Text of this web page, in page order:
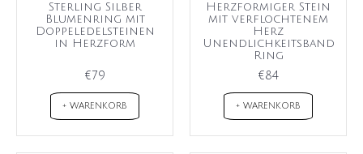
Sterling Silber
Blumenring mit
Doppeledelsteinen
in Herzform
€79
+ WARENKORB
Herzformiger Stein
mit verflochtenem
Herz
Unendlichkeitsband
Ring
€84
+ WARENKORB